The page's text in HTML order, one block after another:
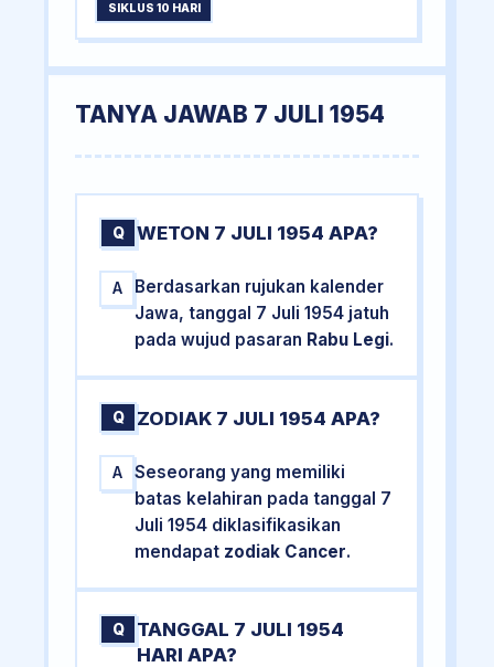
SIKLUS 10 HARI
TANYA JAWAB 7 JULI 1954
Q WETON 7 JULI 1954 APA?
A
Berdasarkan rujukan kalender
Jawa, tanggal 7 Juli 1954 jatuh
pada wujud pasaran Rabu Legi.
Q ZODIAK 7 JULI 1954 APA?
A
Seseorang yang memiliki
batas kelahiran pada tanggal 7
Juli 1954 diklasifikasikan
mendapat zodiak Cancer.
Q
TANGGAL 7 JULI 1954
HARI APA?